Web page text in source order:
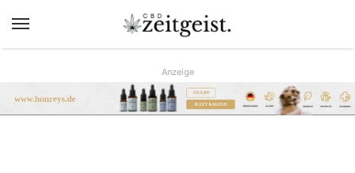
Menü
Anzeige
AB 9,90€
JETZT KAUFEN
www.hunreys.de